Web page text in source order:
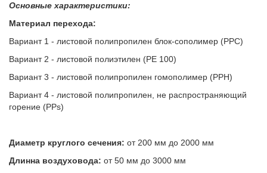
Основные характеристики:
Материал перехода:
Вариант 1 - листовой полипропилен блок-сополимер (РРС)
Вариант 2 - листовой полиэтилен (РЕ 100)
Вариант 3 - листовой полипропилен гомополимер (РРН)
Вариант 4 - листовой полипропилен, не распространяющий
горение (PPs)
Диаметр круглого сечения: от 200 мм до 2000 мм
Длинна воздуховода: от 50 мм до 3000 мм